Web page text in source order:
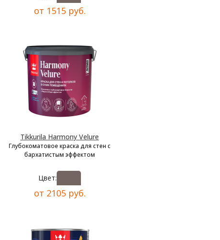
от 1515 руб.
Tikkurila Harmony Velure
Глубокоматовое краска для стен с
бархатистым эффектом
Цвет:
от 2105 руб.